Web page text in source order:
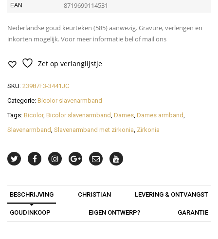
EAN 8719699114531
Nederlandse goud keurteken (585) aanwezig. Gravure, verlengen en
inkorten mogelijk. Voor meer informatie bel of mail ons
Zet op verlanglijstje
SKU: 23987F3-3441JC
Categorie: Bicolor slavenarmband
Tags: Bicolor, Bicolor slavenarmband Dames Dames armband
Slavenarmband Slavenarmband met zirkonia Zirkonia
BESCHRIJVING CHRISTIAN LEVERING & ONTVANGST
GOUDINKOOP EIGEN ONTWERP? GARANTIE